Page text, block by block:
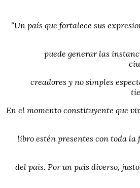
“Un país que fortalece sus
puede generar las
creadores y no simples
En el momento constituyente que
libro estén presentes con toda la
del país. Por un país diverso,